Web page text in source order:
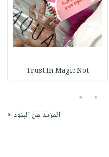
Trust In Magic Not
4
5
المزيد من البنود »